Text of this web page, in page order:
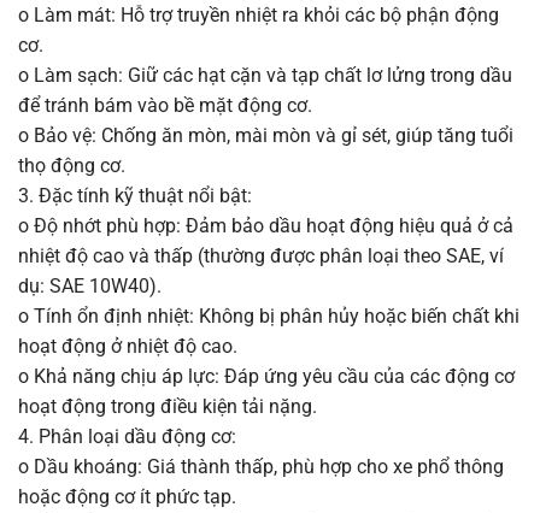
o Làm mát: Hỗ trợ truyền nhiệt ra khỏi các bộ phận động
cơ.
o Làm sạch: Giữ các hạt cặn và tạp chất lơ lửng trong dầu
để tránh bám vào bề mặt động cơ.
o Bảo vệ: Chống ăn mòn, mài mòn và gỉ sét, giúp tăng tuổi
thọ động cơ.
3. Đặc tính kỹ thuật nổi bật:
o Độ nhớt phù hợp: Đảm bảo dầu hoạt động hiệu quả ở cả
nhiệt độ cao và thấp (thường được phân loại theo SAE, ví
dụ: SAE 10W40).
o Tính ổn định nhiệt: Không bị phân hủy hoặc biến chất khi
hoạt động ở nhiệt độ cao.
o Khả năng chịu áp lực: Đáp ứng yêu cầu của các động cơ
hoạt động trong điều kiện tải nặng.
4. Phân loại dầu động cơ:
o Dầu khoáng: Giá thành thấp, phù hợp cho xe phổ thông
hoặc động cơ ít phức tạp.